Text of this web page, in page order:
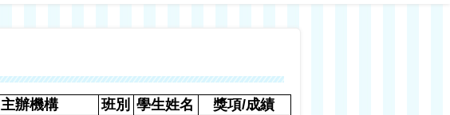
主辦機構 班別 學生姓名 獎項/成績